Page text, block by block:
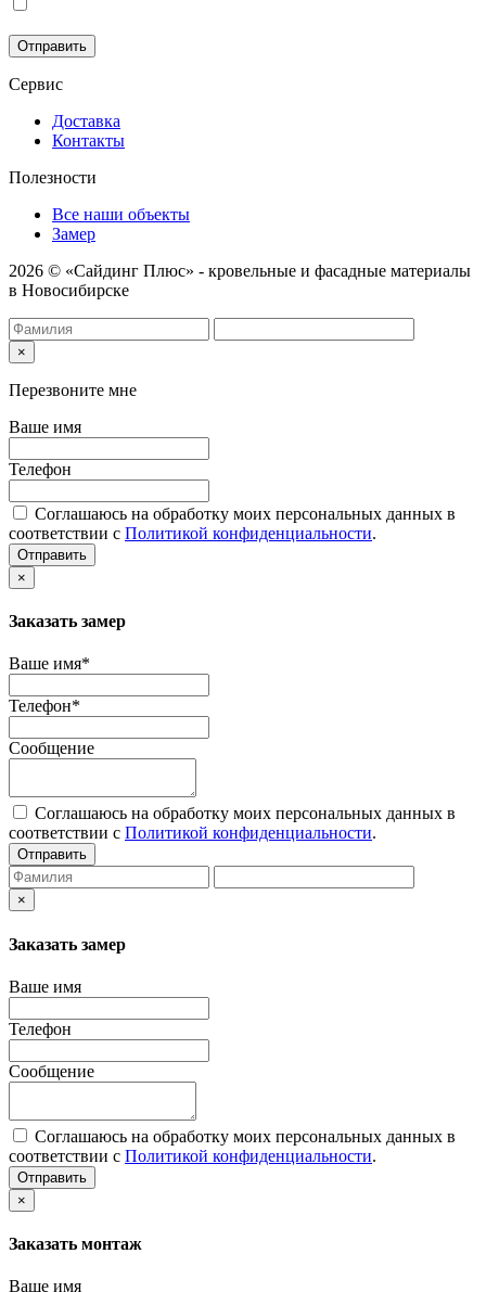
Отправить
Сервис
Доставка
Контакты
Полезности
Все наши объекты
Замер
2026 © «Сайдинг Плюс» - кровельные и фасадные материалы
в Новосибирске
×
Перезвоните мне
Ваше имя
Телефон
Соглашаюсь на обработку моих персональных данных в
соответствии с Политикой конфиденциальности.
Отправить
×
Заказать замер
Ваше имя*
Телефон*
Сообщение
Соглашаюсь на обработку моих персональных данных в
соответствии с Политикой конфиденциальности.
Отправить
×
Заказать замер
Ваше имя
Телефон
Сообщение
Соглашаюсь на обработку моих персональных данных в
соответствии с Политикой конфиденциальности.
Отправить
×
Заказать монтаж
Ваше имя